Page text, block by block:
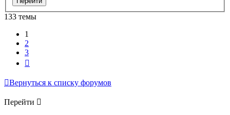
133 темы
1
2
3
Вернуться к списку форумов
Перейти